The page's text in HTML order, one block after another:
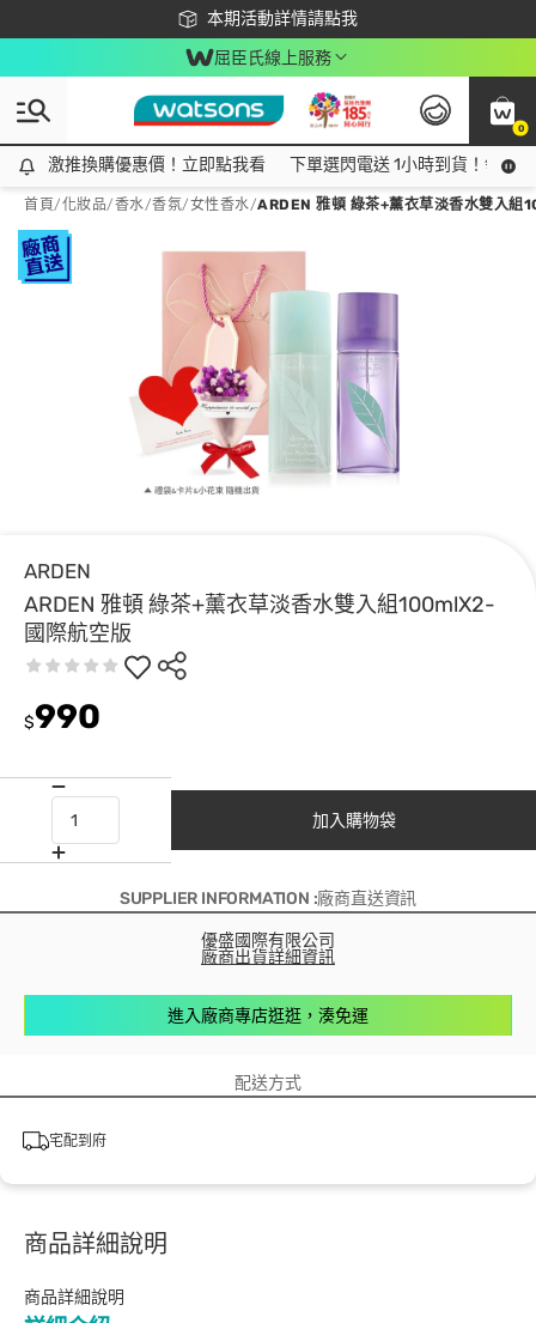
本期活動詳情請點我
下載app最高回饋$350
屈臣氏線上服務
0
激推換購優惠價！立即點我看
激推換購優惠價！立即點我看 下單選閃電送 1小時到貨！領神
首頁/化妝品/香水/香氛/女性香水/ARDEN 雅頓 綠茶+薰衣草淡香水雙入組
ARDEN
ARDEN 雅頓 綠茶+薰衣草淡香水雙入組100mlX2-
國際航空版
$990
加入購物袋
SUPPLIER INFORMATION :廠商直送資訊
優盛國際有限公司
廠商出貨詳細資訊
進入廠商專店逛逛，湊免運
配送方式
宅配到府
商品詳細說明
商品詳細說明